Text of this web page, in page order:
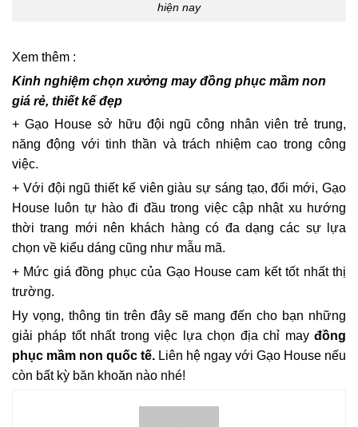
hiện nay
Xem thêm :
Kinh nghiệm chọn xưởng may đồng phục mầm non
giá rẻ, thiết kế đẹp
+ Gạo House sở hữu đội ngũ công nhân viên trẻ trung,
năng động với tinh thần và trách nhiệm cao trong công
việc.
+ Với đội ngũ thiết kế viên giàu sự sáng tạo, đổi mới, Gạo
House luôn tự hào đi đầu trong việc cập nhật xu hướng
thời trang mới nên khách hàng có đa dạng các sự lựa
chọn về kiểu dáng cũng như mẫu mã.
+ Mức giá đồng phục của Gạo House cam kết tốt nhất thị
trường.
Hy vọng, thông tin trên đây sẽ mang đến cho bạn những
giải pháp tốt nhất trong việc lựa chọn địa chỉ may đồng
phục mầm non quốc tế. Liên hệ ngay với Gạo House nếu
còn bất kỳ băn khoăn nào nhé!